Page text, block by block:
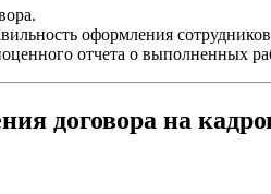
оформления
отчета о выполненных
договора на